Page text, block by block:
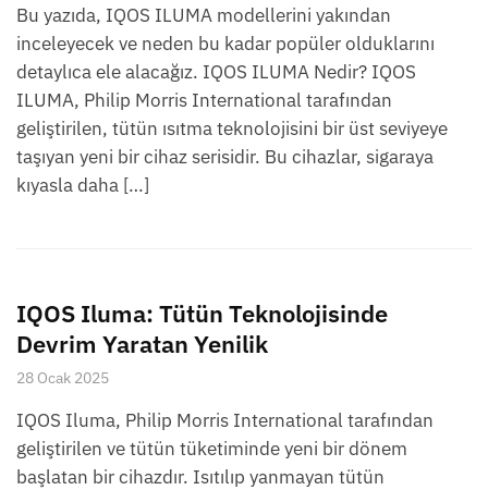
Bu yazıda, IQOS ILUMA modellerini yakından
inceleyecek ve neden bu kadar popüler olduklarını
detaylıca ele alacağız. IQOS ILUMA Nedir? IQOS
ILUMA, Philip Morris International tarafından
geliştirilen, tütün ısıtma teknolojisini bir üst seviyeye
taşıyan yeni bir cihaz serisidir. Bu cihazlar, sigaraya
kıyasla daha […]
IQOS Iluma: Tütün Teknolojisinde
Devrim Yaratan Yenilik
28 Ocak 2025
IQOS Iluma, Philip Morris International tarafından
geliştirilen ve tütün tüketiminde yeni bir dönem
başlatan bir cihazdır. Isıtılıp yanmayan tütün